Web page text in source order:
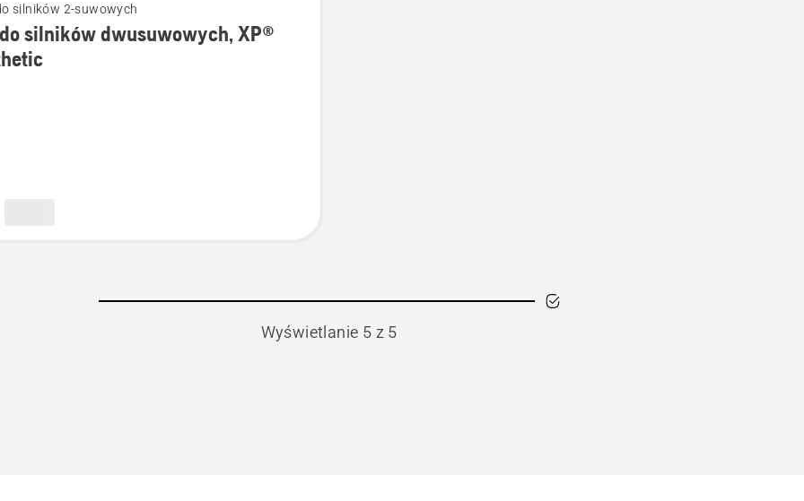
silników 2-suwowych
silników dwusuwowych, XP®
Wyświetlanie 5 z 5